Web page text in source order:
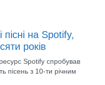
на Spotify,
років
Spotify спробував
пісень з 10-ти річним